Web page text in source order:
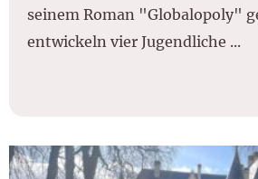
seinem Roman "Globalopoly"
entwickeln vier Jugendliche ...